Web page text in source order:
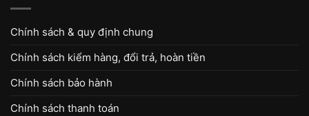
Chính sách & quy định chung
Chính sách kiểm hàng, đổi trả, hoàn tiền
Chính sách bảo hành
Chính sách thanh toán